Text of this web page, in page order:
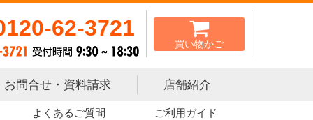
62-3721
買い物かご
お問合せ・資料請求 店舗紹介
よくあるご質問 ご利用ガイド